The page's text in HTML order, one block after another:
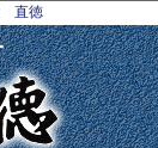
直徳